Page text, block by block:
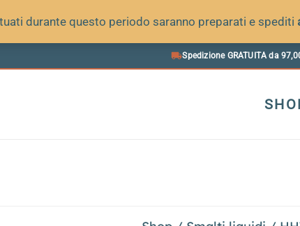
durante questo periodo saranno preparati e spediti
Spedizione GRATUITA da